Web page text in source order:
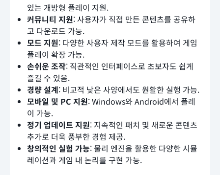
있는 개방형 플레이 지원.
커뮤니티 지원: 사용자가 직접 만든 콘텐츠를 공유하
고 다운로드 가능.
모드 지원: 다양한 사용자 제작 모드를 활용하여 게임
플레이 확장 가능.
손쉬운 조작: 직관적인 인터페이스로 초보자도 쉽게
즐길 수 있음.
경량 설계: 비교적 낮은 사양에서도 원활한 실행 가능.
모바일 및 PC 지원: Windows와 Android에서 플레
이 가능.
정기 업데이트 지원: 지속적인 패치 및 새로운 콘텐츠
추가로 더욱 풍부한 경험 제공.
창의적인 실험 가능: 물리 엔진을 활용한 다양한 시뮬
레이션과 게임 내 논리를 구현 가능.